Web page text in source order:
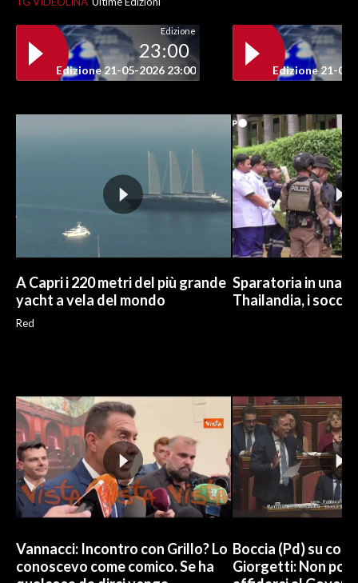
INSULARITÀ
INFO AZIENDE
ANNUNCI
Edizione
23:00
Edizione 21-05-2026 23:00 Edizione 21-05-
A Capri i 220 metri del più grande
yacht a vela del mondo
Red
Sparatoria in una
Thailandia, i
Vannacci: Incontro con Grillo? Lo
conoscevo come comico. Se ha
Boccia (Pd) su
Giorgetti: Non